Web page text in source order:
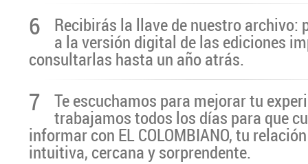
6 Recibirás la llave de nuestro archivo:
a la versión digital de las ediciones
consultarlas hasta un año atrás.
7 Te escuchamos para mejorar tu
trabajamos todos los días para que
informar con EL COLOMBIANO, tu
intuitiva, cercana y sorprendente.